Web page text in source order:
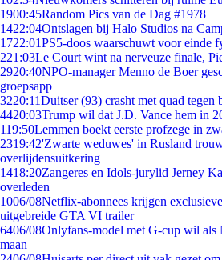
1900:45Random Pics van de Dag #1978
1422:04Ontslagen bij Halo Studios na
1722:01PS5-doos waarschuwt voor einde
221:03Le Court wint na nerveuze finale,
2920:40NPO-manager Menno de Boer
groepsapp
3220:11Duitser (93) crasht met quad tegen
4420:03Trump wil dat J.D. Vance hem in
119:50Lemmen boekt eerste profzege in
2319:42'Zwarte weduwes' in Rusland
overlijdensuitkering
1418:20Zangeres en Idols-jurylid Jerney
overleden
1006/08Netflix-abonnees krijgen
uitgebreide GTA VI trailer
6406/08Onlyfans-model met G-cup wil als
maan